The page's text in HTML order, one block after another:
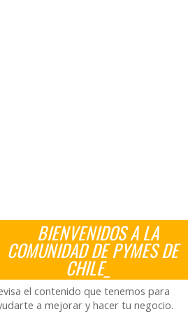
BIENVENIDOS A LA
COMUNIDAD DE PYMES DE
CHILE_
el contenido que tenemos para
a mejorar y hacer tu negocio.